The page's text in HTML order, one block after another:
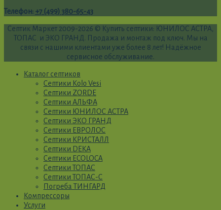
Телефон: +7 (499) 380-65-43
Септик Маркет 2009-2026 © Купить септики: ЮНИЛОС АСТРА,
ТОПАС и ЭКО ГРАНД. Продажа и монтаж под ключ. Мы на
связи с нашими клиентами уже более 8 лет! Надёжное
сервисное обслуживание.
Каталог септиков
Септики Kolo Vesi
Септики ZORDE
Септики АЛЬФА
Септики ЮНИЛОС АСТРА
Септики ЭКО ГРАНД
Септики ЕВРОЛОС
Септики КРИСТАЛЛ
Септики DEKA
Септики ECOLOCA
Септики ТОПАС
Септики ТОПАС-С
Погреба ТИНГАРД
Компрессоры
Услуги